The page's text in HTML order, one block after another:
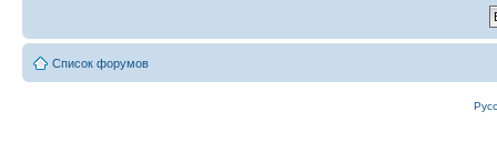
Список форумов